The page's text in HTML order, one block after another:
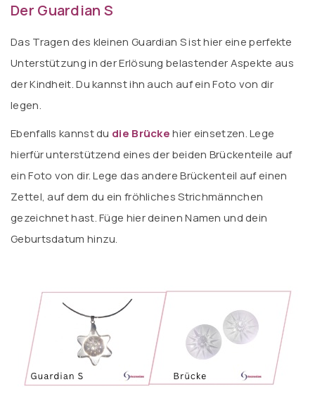
Der Guardian S
Das Tragen des kleinen Guardian S ist hier eine perfekte
Unterstützung in der Erlösung belastender Aspekte aus
der Kindheit. Du kannst ihn auch auf ein Foto von dir
legen.
Ebenfalls kannst du die Brückehier einsetzen. Lege
hierfür unterstützend eines der beiden Brückenteile auf
ein Foto von dir. Lege das andere Brückenteil auf einen
Zettel, auf dem du ein fröhliches Strichmännchen
gezeichnet hast. Füge hier deinen Namen und dein
Geburtsdatum hinzu.